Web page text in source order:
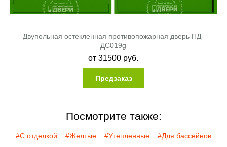
Двупольная остекленная противопожарная дверь ПД-
ДC019g
от31500 руб.
Предзаказ
Посмотрите также:
#С отделкой #Желтые #Утепленные
#Для бассейнов